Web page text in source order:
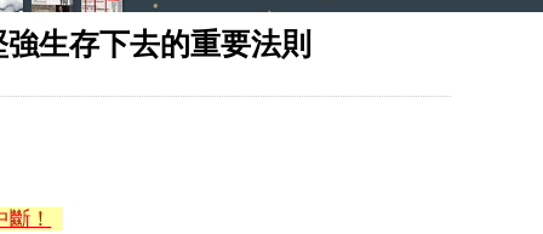
生存下去的重要法則
！